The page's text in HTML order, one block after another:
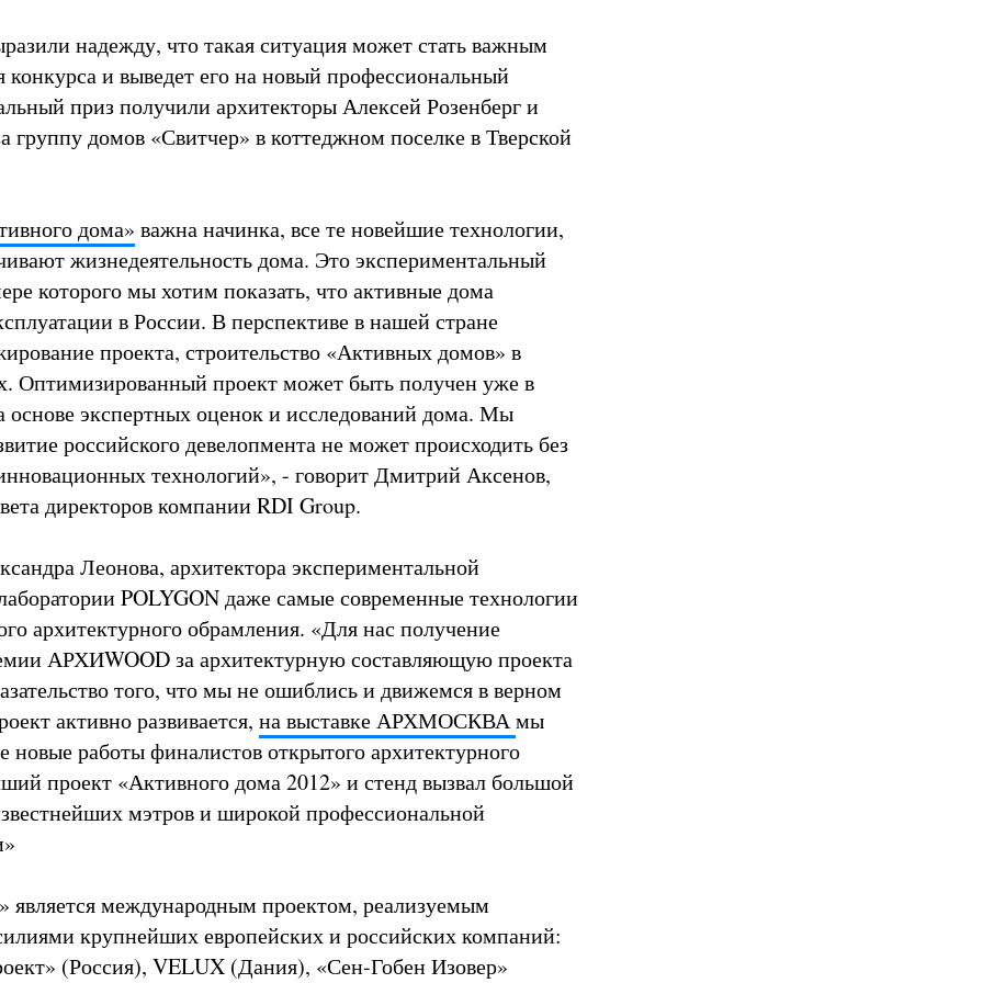
надежду, что такая ситуация может стать важным
конкурса и выведет его на новый профессиональный
приз получили архитекторы Алексей Розенберг и
группу домов «Свитчер» в коттеджном поселке в Тверской
дома» важна начинка, все те новейшие технологии,
жизнедеятельность дома. Это экспериментальный
которого мы хотим показать, что активные дома
в России. В перспективе в нашей стране
проекта, строительство «Активных домов» в
Оптимизированный проект может быть получен уже в
основе экспертных оценок и исследований дома. Мы
российского девелопмента не может происходить без
технологий», - говорит Дмитрий Аксенов,
директоров компании RDI Group.
Леонова, архитектора экспериментальной
POLYGON даже самые современные технологии
архитектурного обрамления. «Для нас получение
АРХИWOOD за архитектурную составляющую проекта
того, что мы не ошиблись и движемся в верном
активно развивается, на выставке АРХМОСКВАмы
новые работы финалистов открытого архитектурного
проект «Активного дома 2012» и стенд вызвал большой
мэтров и широкой профессиональной
является международным проектом, реализуемым
крупнейших европейских и российских компаний:
(Россия), VELUX (Дания), «Сен-Гобен Изовер»